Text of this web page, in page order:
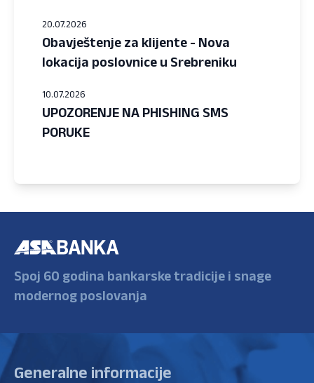
20.07.2026
Obavještenje za klijente - Nova
lokacija poslovnice u Srebreniku
10.07.2026
UPOZORENJE NA PHISHING SMS
PORUKE
Spoj 60 godina bankarske tradicije i snage
modernog poslovanja
Generalne informacije